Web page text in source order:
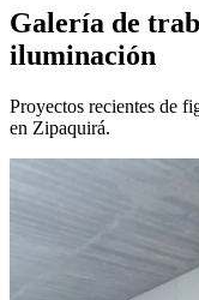
Galería de
iluminación
Proyectos recientes de
en Zipaquirá.